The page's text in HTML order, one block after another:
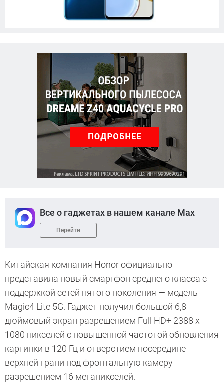
Все о гаджетах в нашем канале Max
Перейти
Китайская компания Honor официально
представила новый смартфон среднего класса с
поддержкой сетей пятого поколения — модель
Magic4 Lite 5G. Гаджет получил большой 6,8-
дюймовый экран разрешением Full HD+ 2388 х
1080 пикселей с повышенной частотой обновления
картинки в 120 Гц и отверстием посередине
верхней грани под фронтальную камеру
разрешением 16 мегапикселей.